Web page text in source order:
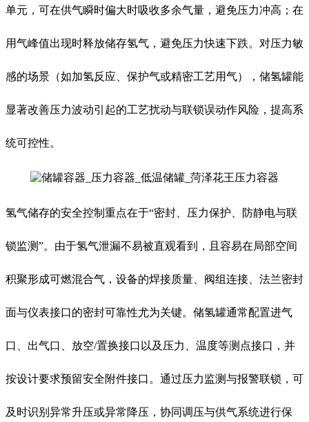
单元，可在供气瞬时偏大时吸收多余气量，避免压力冲高；在
用气峰值出现时释放储存氢气，避免压力快速下跌。对压力敏
感的场景（如加氢反应、保护气或精密工艺用气），储氢罐能
显著改善压力波动引起的工艺扰动与联锁误动作风险，提高系
统可控性。
氢气储存的安全控制重点在于“密封、压力保护、防静电与联
锁监测”。由于氢气泄漏不易被直观看到，且容易在局部空间
积聚形成可燃混合气，设备的焊接质量、阀组连接、法兰密封
面与仪表接口的密封可靠性尤为关键。储氢罐通常配置进气
口、出气口、放空/置换接口以及压力、温度等测点接口，并
按设计要求预留安全附件接口。通过压力监测与报警联锁，可
及时识别异常升压或异常降压，协同调压与供气系统进行保